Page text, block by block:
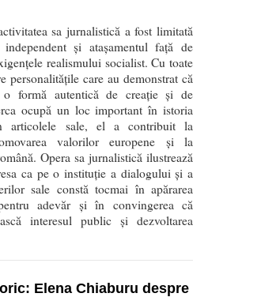
sa jurnalistică a fost limitată
și atașamentul față de
realismului socialist. Cu toate
personalitățile care au demonstrat că
o formă autentică de creație și de
ocupă un loc important în istoria
articolele sale, el a contribuit la
valorilor europene și la
Opera sa jurnalistică ilustrează
ca pe o instituție a dialogului și a
sale constă tocmai în apărarea
adevăr și în convingerea că
interesul public și dezvoltarea
Elena Chiaburu despre